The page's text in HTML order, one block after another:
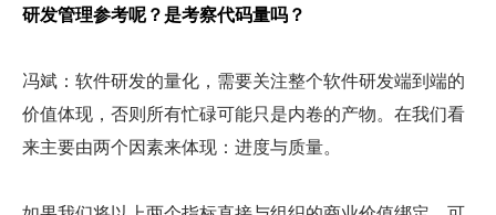
研发管理参考呢？是考察代码量吗？
冯斌：软件研发的量化，需要关注整个软件研发端到端的
价值体现，否则所有忙碌可能只是内卷的产物。在我们看
来主要由两个因素来体现：进度与质量。